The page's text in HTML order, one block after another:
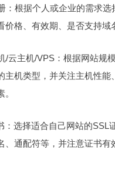
：根据个人或企业的需求选
价格、有效期、是否支持域
/云主机/VPS：根据网站规
主机类型，并关注主机性能
：选择适合自己网站的SSL
、通配符等，并注意证书有